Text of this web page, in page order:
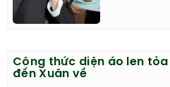
Công thức diện áo len
đến Xuân về